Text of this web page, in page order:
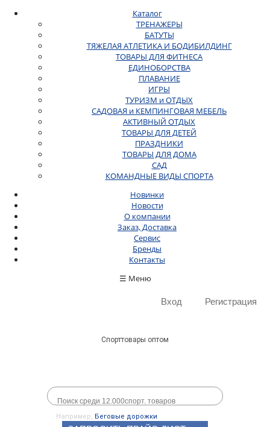
Каталог
ТРЕНАЖЕРЫ
БАТУТЫ
ТЯЖЕЛАЯ АТЛЕТИКА И БОДИБИЛДИНГ
ТОВАРЫ ДЛЯ ФИТНЕСА
ЕДИНОБОРСТВА
ПЛАВАНИЕ
ИГРЫ
ТУРИЗМ и ОТДЫХ
САДОВАЯ и КЕМПИНГОВАЯ МЕБЕЛЬ
АКТИВНЫЙ ОТДЫХ
ТОВАРЫ ДЛЯ ДЕТЕЙ
ПРАЗДНИКИ
ТОВАРЫ ДЛЯ ДОМА
САД
КОМАНДНЫЕ ВИДЫ СПОРТА
Новинки
Новости
О компании
Заказ, Доставка
Сервис
Бренды
Контакты
☰ Меню
Вход Регистрация
Спорттовары оптом
Например, Беговые дорожки